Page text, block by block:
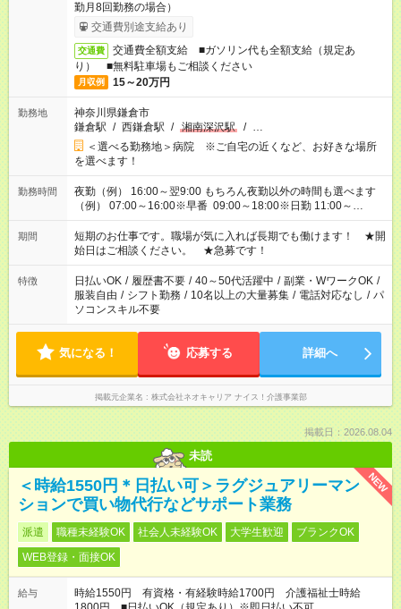
勤月8回勤務の場合）
交通費別途支給あり
交通費
交通費全額支給 ■ガソリン代も全額支給（規定あ
り） ■無料駐車場もご相談ください
月収例 15～20万円
勤務地
神奈川県鎌倉市
鎌倉駅 / 西鎌倉駅 / 湘南深沢駅 / …
＜選べる勤務地＞病院 ※ご自宅の近くなど、お好きな場所
を選べます！
勤務時間
夜勤（例） 16:00～翌9:00 もちろん夜勤以外の時間も選べます
（例） 07:00～16:00※早番 09:00～18:00※日勤 11:00～
20:00※遅番 ※時間は、固定・選べる施設もあるので、ご希望が
あれば調整できます！ ※シフト制。勤務地により実働時間が異
なります。★家庭の都合でお休みが必要な場合も遠慮なくご相談
ください。
期間
短期のお仕事です。職場が気に入れば長期でも働けます！ ★開
始日はご相談ください。 ★急募です！
特徴 日払いOK / 履歴書不要 / 40～50代活躍中 / 副業・WワークOK /
服装自由 / シフト勤務 / 10名以上の大量募集 / 電話対応なし / パ
ソコンスキル不要
気になる！ 応募する 詳細へ
掲載元企業名 株式会社ネオキャリア ナイス！介護事業部
掲載日：2026.08.04
未読
NEW
＜時給1550円＊日払い可＞ラグジュアリーマン
ションで買い物代行などサポート業務
派遣 職種未経験OK 社会人未経験OK 大学生歓迎
ブランクOK
WEB登録・面接OK
給与
時給1550円 有資格・有経験時給1700円 介護福祉士時給